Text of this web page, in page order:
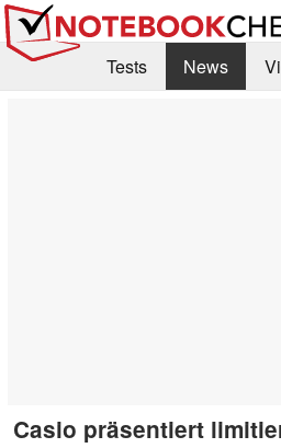
Tests News
Casio präsentiert